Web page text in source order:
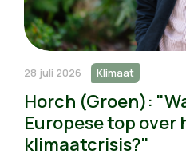
28 juli 2026 Klimaat
Horch (Groen):
Europese top over
klimaatcrisis?"